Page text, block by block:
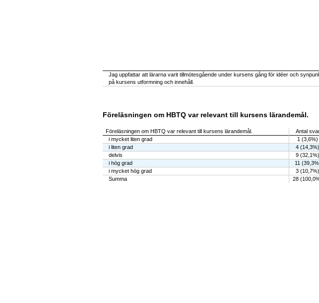
Jag uppfattar att lärarna varit tillmötesgående under kursens gång för idéer och
på kursens utformning och innehåll.
Föreläsningen om HBTQ var relevant till kursens lärandemål.
Föreläsningen om HBTQ var relevant till kursens lärandemål.
Antal
i mycket liten grad
1 (3,6%)
i liten grad
4 (14,3%)
delvis
9 (32,1%)
i hög grad
11
i mycket hög grad
3 (10,7%)
Summa
28